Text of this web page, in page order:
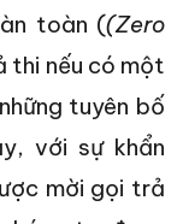
toàn ((Zero
thi nếu có một
tuyên bố
với sự khẩn
mời gọi trả